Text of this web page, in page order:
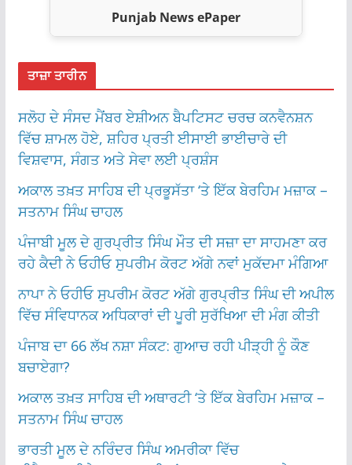
Punjab News ePaper
ਤਾਜ਼ਾ ਤਾਰੀਨ
ਸਲੋਹ ਦੇ ਸੰਸਦ ਮੈਂਬਰ ਏਸ਼ੀਅਨ ਬੈਪਟਿਸਟ ਚਰਚ ਕਨਵੈਨਸ਼ਨ
ਵਿੱਚ ਸ਼ਾਮਲ ਹੋਏ, ਸ਼ਹਿਰ ਪ੍ਰਤੀ ਈਸਾਈ ਭਾਈਚਾਰੇ ਦੀ
ਵਿਸ਼ਵਾਸ, ਸੰਗਤ ਅਤੇ ਸੇਵਾ ਲਈ ਪ੍ਰਸ਼ੰਸ
ਅਕਾਲ ਤਖ਼ਤ ਸਾਹਿਬ ਦੀ ਪ੍ਰਭੂਸੱਤਾ ‘ਤੇ ਇੱਕ ਬੇਰਹਿਮ ਮਜ਼ਾਕ –
ਸਤਨਾਮ ਸਿੰਘ ਚਾਹਲ
ਪੰਜਾਬੀ ਮੂਲ ਦੇ ਗੁਰਪ੍ਰੀਤ ਸਿੰਘ ਮੌਤ ਦੀ ਸਜ਼ਾ ਦਾ ਸਾਹਮਣਾ ਕਰ
ਰਹੇ ਕੈਦੀ ਨੇ ਓਹੀਓ ਸੁਪਰੀਮ ਕੋਰਟ ਅੱਗੇ ਨਵਾਂ ਮੁਕੱਦਮਾ ਮੰਗਿਆ
ਨਾਪਾ ਨੇ ਓਹੀਓ ਸੁਪਰੀਮ ਕੋਰਟ ਅੱਗੇ ਗੁਰਪ੍ਰੀਤ ਸਿੰਘ ਦੀ ਅਪੀਲ
ਵਿੱਚ ਸੰਵਿਧਾਨਕ ਅਧਿਕਾਰਾਂ ਦੀ ਪੂਰੀ ਸੁਰੱਖਿਆ ਦੀ ਮੰਗ ਕੀਤੀ
ਪੰਜਾਬ ਦਾ 66 ਲੱਖ ਨਸ਼ਾ ਸੰਕਟ: ਗੁਆਚ ਰਹੀ ਪੀੜ੍ਹੀ ਨੂੰ ਕੌਣ
ਬਚਾਏਗਾ?
ਅਕਾਲ ਤਖ਼ਤ ਸਾਹਿਬ ਦੀ ਅਥਾਰਟੀ ‘ਤੇ ਇੱਕ ਬੇਰਹਿਮ ਮਜ਼ਾਕ –
ਸਤਨਾਮ ਸਿੰਘ ਚਾਹਲ
ਭਾਰਤੀ ਮੂਲ ਦੇ ਨਰਿੰਦਰ ਸਿੰਘ ਅਮਰੀਕਾ ਵਿੱਚ